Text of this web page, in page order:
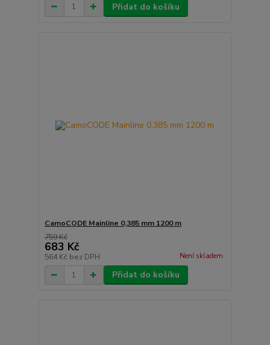
Přidat do košíku
CamoCODE Mainline 0,385 mm 1200 m
759 Kč
683 Kč
564 Kč bez DPH Není skladem
Přidat do košíku